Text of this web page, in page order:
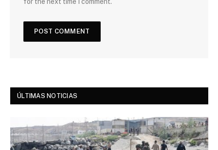
for the next time I comment.
ÚLTIMAS NOTICIAS